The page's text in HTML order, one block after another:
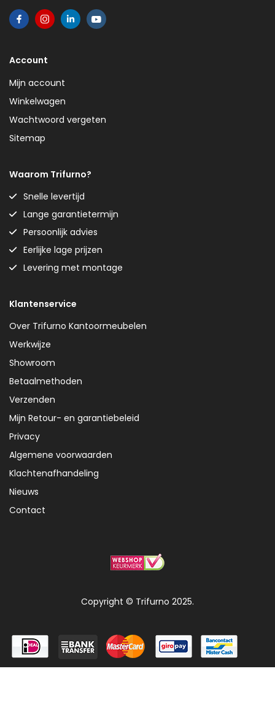
Account
Mijn account
Winkelwagen
Wachtwoord vergeten
Sitemap
Waarom Trifurno?
Snelle levertijd
Lange garantietermijn
Persoonlijk advies
Eerlijke lage prijzen
Levering met montage
Klantenservice
Over Trifurno Kantoormeubelen
Werkwijze
Showroom
Betaalmethoden
Verzenden
Mijn Retour- en garantiebeleid
Privacy
Algemene voorwaarden
Klachtenafhandeling
Nieuws
Contact
Copyright © Trifurno 2025.